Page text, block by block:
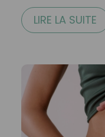
LIRE LA SUITE